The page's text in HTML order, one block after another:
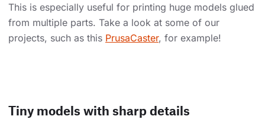
This is especially useful for printing huge models glued
from multiple parts. Take a look at some of our
projects, such as this PrusaCaster, for example!
Tiny models with sharp details